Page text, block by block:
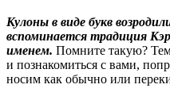
Кулоны в виде букв
вспоминается традиция
именем. Помните такую?
и познакомиться с вами,
носим как обычно или